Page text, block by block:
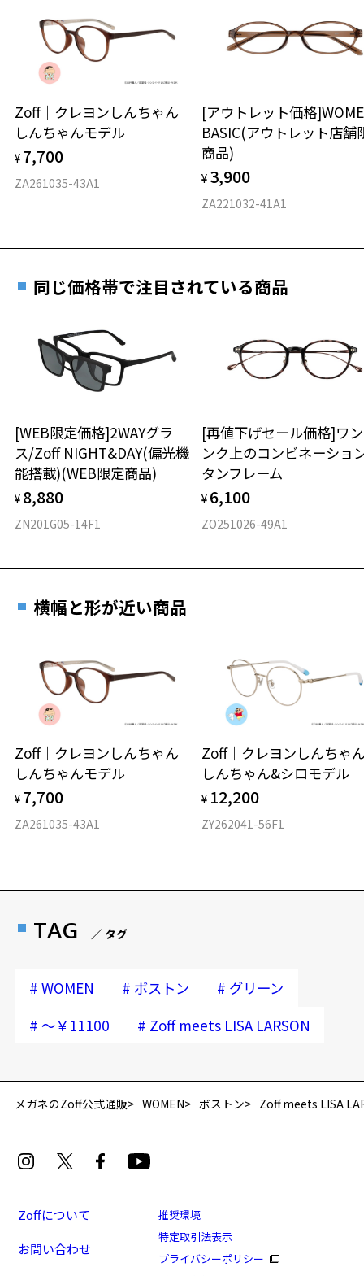
お持ちのZoffメガネサイズを確認するには？
仕上がり寸法
D 仕上がりの横幅：約136mm
14.2g
※着脱式サングラス：デモレンズ、アタッチメント込みの重さ
タイプ
材質
フロント素材：アセテート
きます。
※保証期間内に交換が行われた場合、保証期間は初期の期間から
延長されません。
安心2 視力測定無料
視力の変化を早めに発見するために、定期的な視
力測定をおすすめいたします。
安心3 かかり具合調整無料
す。
談ください。
＜メガネの度数情報がわからない方へ＞
オンラインストアでフレームのみ購入して、
実店舗で度付きにできます
ご購入時に「レンズ交換券」をお選びいただくと、実店舗で
度数を測定のうえ、度付きレンズ（標準セットレンズ）へ無
お近くのZoff実店舗にて度数を測定いただけます（無料）。
その際は記入用紙をダウンロードしてお使いください。
Zoff｜クレヨンしんちゃん
しんちゃんモデル
¥ 7,700
ZA261035-43A1
[アウトレット価格
BASIC(アウトレット店舗
商品)
¥ 3,900
ZA221032-41A1
同じ価格帯で注目されている商品
[WEB限定価格]2WAYグラ
ス/Zoff NIGHT&DAY(偏光機
能搭載)(WEB限定商品)
¥ 8,880
ZN201G05-14F1
[再値下げセール価格]ワ
ンク上のコンビネーショ
タンフレーム
¥ 6,100
ZO251026-49A1
横幅と形が近い商品
Zoff｜クレヨンしんちゃん
しんちゃんモデル
¥ 7,700
ZA261035-43A1
Zoff｜クレヨンしんち
しんちゃん&シロモデル
¥ 12,200
ZY262041-56F1
TAG ／ タグ
# WOMEN # ボストン # グリーン
# ～￥11100 # Zoff meets LISA LARSON
メガネのZoff公式通販 WOMEN ボストン Zoff meets LISA
Zoffについて
お問い合わせ
推奨環境
特定取引法表示
プライバシーポリシー